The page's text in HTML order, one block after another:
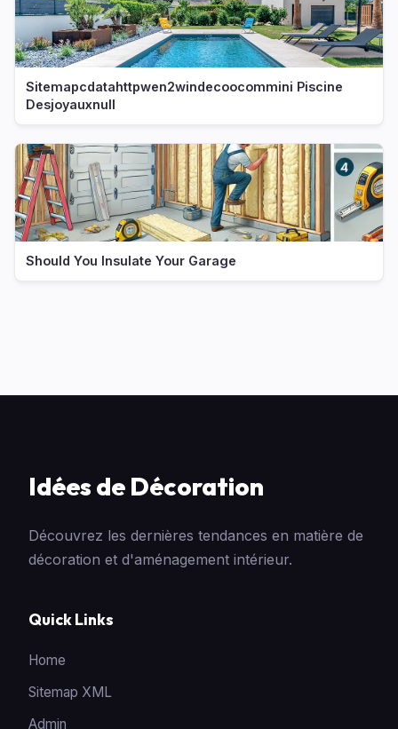
Sitemapcdatahttpwen2windecoocommini Piscine
Desjoyauxnull
Should You Insulate Your Garage
Idées de Décoration
Découvrez les dernières tendances en matière de
décoration et d'aménagement intérieur.
Quick Links
Home
Sitemap XML
Admin